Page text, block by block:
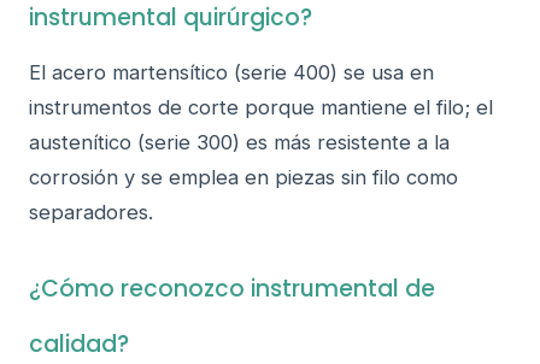
instrumental quirúrgico?
El acero martensítico (serie 400) se usa en
instrumentos de corte porque mantiene el filo; el
austenítico (serie 300) es más resistente a la
corrosión y se emplea en piezas sin filo como
separadores.
¿Cómo reconozco instrumental de
calidad?